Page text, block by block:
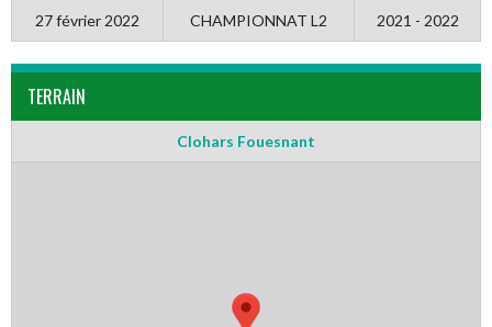
27 février 2022 CHAMPIONNAT L2 2021 - 2022
TERRAIN
Clohars Fouesnant